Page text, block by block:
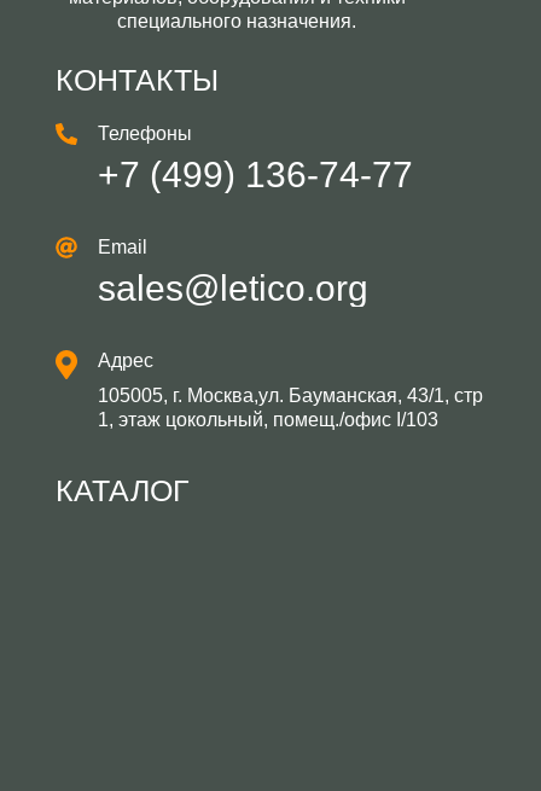
специального назначения.
КОНТАКТЫ
Телефоны
+7 (499) 136-74-77
Email
sales@letico.org
Адрес
105005, г. Москва,ул. Бауманская, 43/1, стр
1, этаж цокольный, помещ./офис I/103
КАТАЛОГ